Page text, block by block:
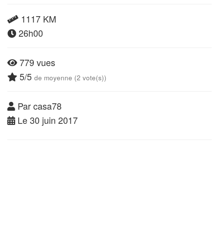
1117 KM
26h00
779 vues
5/5 de moyenne (2 vote(s))
Par casa78
Le 30 juin 2017